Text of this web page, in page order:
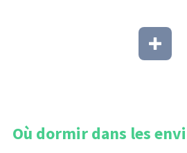
Où dormir dans les